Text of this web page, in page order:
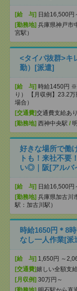
[給 与] 日給16,500円
[勤務地] 兵庫県神戸市
宮駅）
<タイパ抜群>キ
勤）[派遣]
[給 与] 時給1450円 ※
り） 【月収例】23.2
場合）
[交通費]交通費支給あり
[勤務地] 西神中央駅 /
好きな場所で働
トも！来社不要
い◎｜阪[アルバ
[給 与] 日給16,500円
[勤務地] 兵庫県加古川
駅：加古川駅）
時給1650円＊8
なし一人作業[派
[給 与] 1,650円 ～
[交通費]嬉しい全額支
[月収例] 30万円～